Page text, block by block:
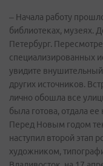
– Начала работу
библиотеках, музеях.
Петербург.
специализированных
увидите
других источников.
лично обошла все
была готова, отдала
Перед Новым годом
наступил второй этап
художником,